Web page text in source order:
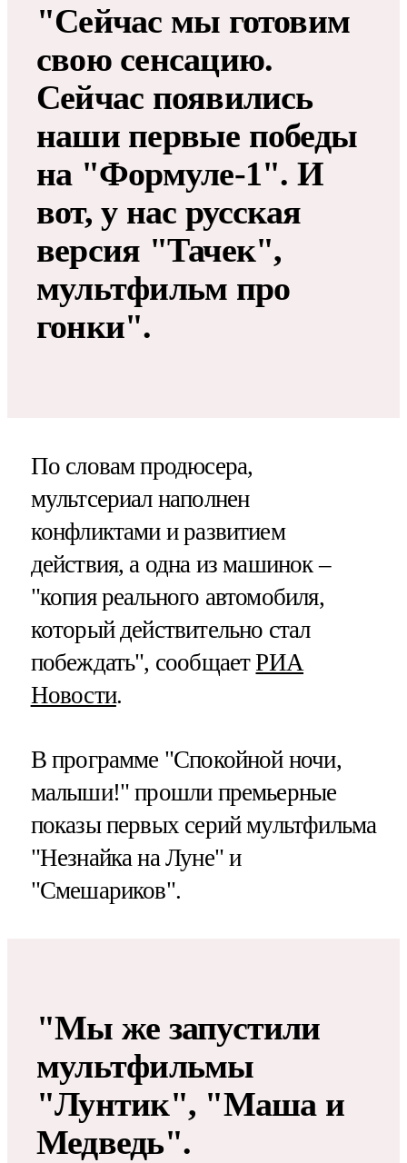
"Сейчас мы готовим
свою сенсацию​​​.
Сейчас появились
наши первые победы
на "Формуле-1". И
вот, у нас русская
версия "Тачек",
мультфильм про
гонки".
По словам продюсера,
мультсериал наполнен
конфликтами и развитием
действия, а одна из машинок –
"копия реального автомобиля,
который действительно стал
побеждать", сообщаетРИА
Новости.
В программе "Спокойной ночи,
малыши!" прошли премьерные
показы первых серий мультфильма
"Незнайка на Луне" и
"Смешариков".
"Мы же запустили
мультфильмы
"Лунтик", "Маша и
Медведь".